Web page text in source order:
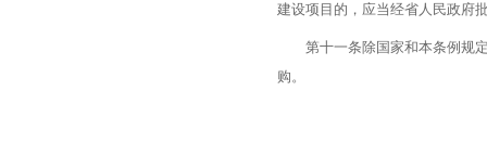
建设项目的，应当经省人民政府
第十一条除国家和本条例规定
购。